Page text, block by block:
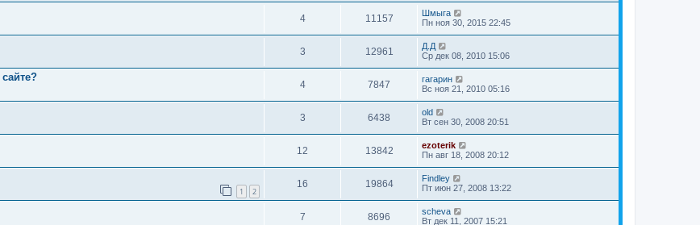
4 11157
Шмыга
Пн ноя 30, 2015 22:45
3 12961
Д.Д
Ср дек 08, 2010 15:06
4 7847
гагарин
Вс ноя 21, 2010 05:16
3 6438
old
Вт сен 30, 2008 20:51
12 13842
ezoterik
Пн авг 18, 2008 20:12
1 2
16 19864
Findley
Пт июн 27, 2008 13:22
7 8696
sсheva
Вт дек 11, 2007 15:21